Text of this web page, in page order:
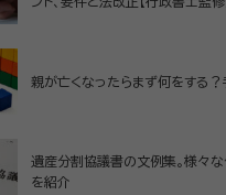
親が亡くなったらまず何をする
遺産分割協議書の文例集。様々
を紹介